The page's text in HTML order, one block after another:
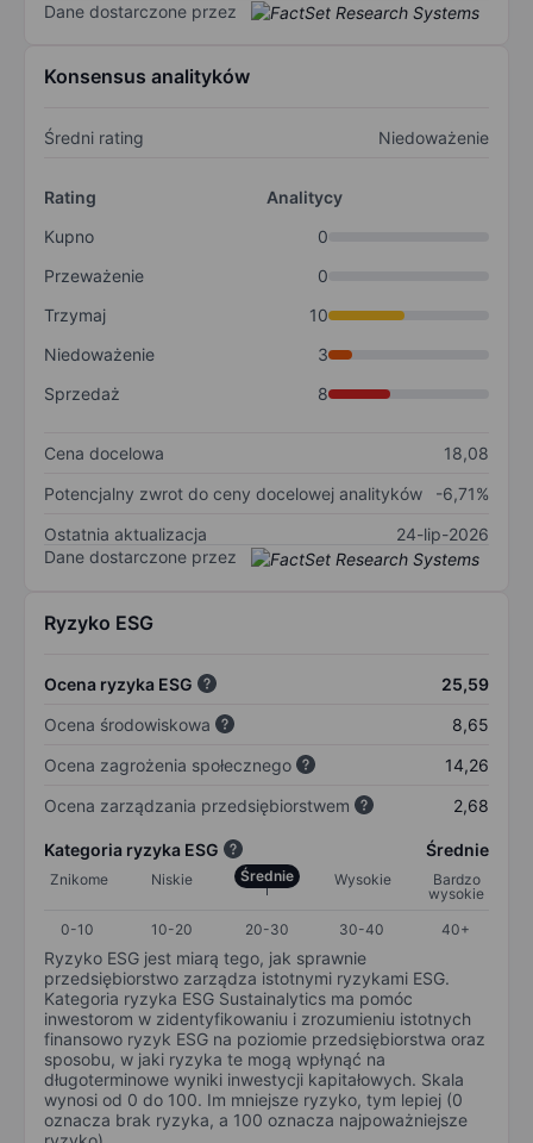
Dane dostarczone przez
Konsensus analityków
Średni rating Niedoważenie
Rating
Analitycy
Kupno
0
Przeważenie
0
Trzymaj
10
Niedoważenie
3
Sprzedaż
8
Cena docelowa
18,08
Potencjalny zwrot do ceny docelowej analityków
-6,71%
Ostatnia aktualizacja
24-lip-2026
Dane dostarczone przez
Ryzyko ESG
Ocena ryzyka ESG
25,59
Ocena środowiskowa
8,65
Ocena zagrożenia społecznego
14,26
Ocena zarządzania przedsiębiorstwem
2,68
Kategoria ryzyka ESG Średnie
Znikome Niskie Średnie Wysokie
Bardzo
wysokie
0-10
10-20 20-30 30-40 40+
Ryzyko ESG jest miarą tego, jak sprawnie
przedsiębiorstwo zarządza istotnymi ryzykami ESG.
Kategoria ryzyka ESG Sustainalytics ma pomóc
inwestorom w zidentyfikowaniu i zrozumieniu istotnych
finansowo ryzyk ESG na poziomie przedsiębiorstwa oraz
sposobu, w jaki ryzyka te mogą wpłynąć na
długoterminowe wyniki inwestycji kapitałowych. Skala
wynosi od 0 do 100. Im mniejsze ryzyko, tym lepiej (0
oznacza brak ryzyka, a 100 oznacza najpoważniejsze